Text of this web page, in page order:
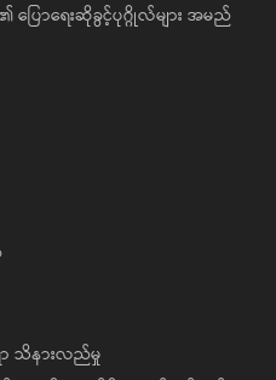
ပြောရေးဆိုခွင့်ပုဂ္ဂိုလ်များ အမည်
သိနားလည်မှု